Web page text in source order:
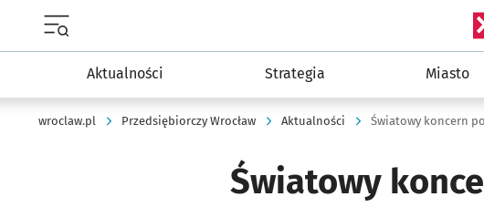
Aktualności Strategia Miasto
wroclaw.pl Przedsiębiorczy Wrocław Aktualności Światowy koncern
Światowy